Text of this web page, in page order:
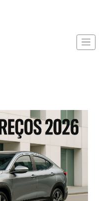
2026